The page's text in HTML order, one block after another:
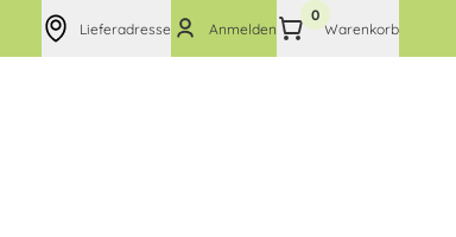
Lieferadresse Anmelden
0
Warenkorb